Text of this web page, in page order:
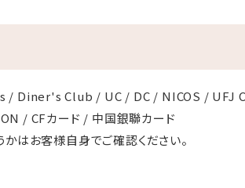
/ Diner's Club / UC / DC / NICOS / UFJ
/ CFカード / 中国銀聯カード
はお客様自身でご確認ください。